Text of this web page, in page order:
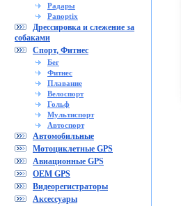
Радары
Panoptix
Дрессировка и слежение за
собаками
Спорт, Фитнес
Бег
Фитнес
Плавание
Велоспорт
Гольф
Мультиспорт
Автоспорт
Автомобильные
Мотоциклетные GPS
Авиационные GPS
OEM GPS
Видеорегистраторы
Аксессуары